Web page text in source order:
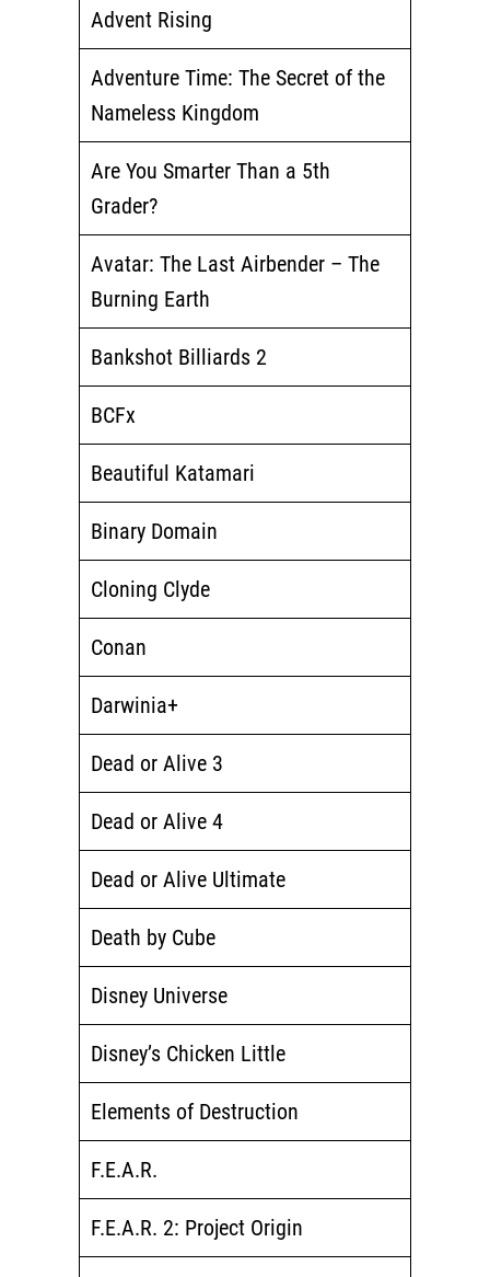
Advent Rising
Adventure Time: The Secret of the
Nameless Kingdom
Are You Smarter Than a 5th
Grader?
Avatar: The Last Airbender – The
Burning Earth
Bankshot Billiards 2
BCFx
Beautiful Katamari
Binary Domain
Cloning Clyde
Conan
Darwinia+
Dead or Alive 3
Dead or Alive 4
Dead or Alive Ultimate
Death by Cube
Disney Universe
Disney’s Chicken Little
Elements of Destruction
F.E.A.R.
F.E.A.R. 2: Project Origin